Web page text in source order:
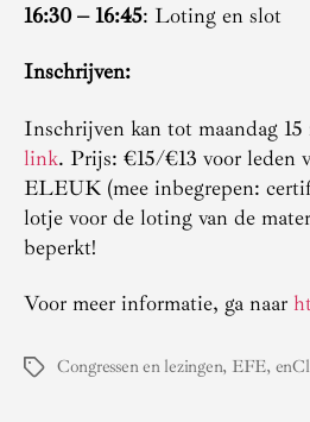
16:30 – 16:45: Loting en slot
Inschrijven:
Inschrijven kan tot maandag 15
link. Prijs: €15/€13 voor leden
ELEUK (mee inbegrepen:
lotje voor de loting van de
beperkt!
Voor meer informatie, ga naar
Tags Congressen en lezingen, EFE,